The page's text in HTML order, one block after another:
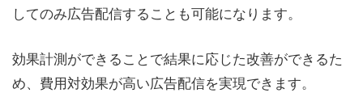
してのみ広告配信することも可能になります。
効果計測ができることで結果に応じた改善ができるた
め、費用対効果が高い広告配信を実現できます。